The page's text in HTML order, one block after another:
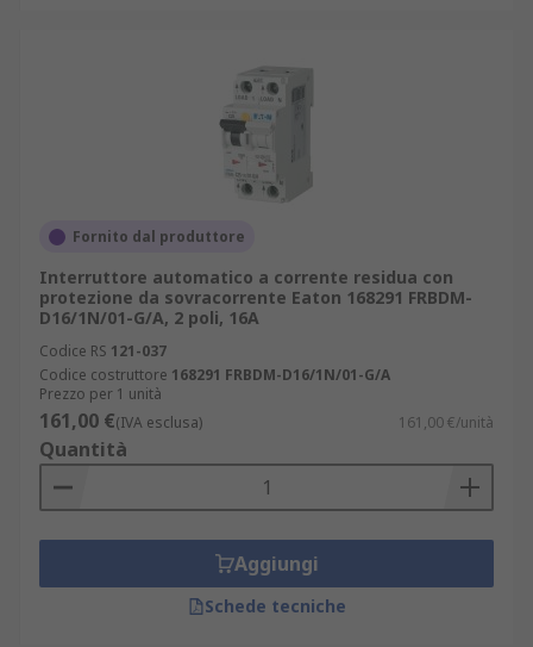
Fornito dal produttore
Interruttore automatico a corrente residua con
protezione da sovracorrente Eaton 168291 FRBDM-
D16/1N/01-G/A, 2 poli, 16A
Codice RS 121-037
Codice costruttore 168291 FRBDM-D16/1N/01-G/A
Prezzo per 1 unità
161,00 €(IVA esclusa) 161,00 €/unità
Quantità
Aggiungi
Schede tecniche